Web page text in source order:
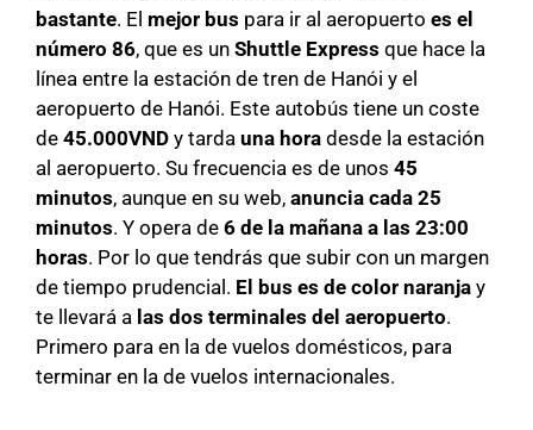
bastante. El mejor bus para ir al aeropuerto es el
número 86, que es un Shuttle Express que hace la
línea entre la estación de tren de Hanói y el
aeropuerto de Hanói. Este autobús tiene un coste
de 45.000VNDy tarda una horadesde la estación
al aeropuerto. Su frecuencia es de unos 45
minutos, aunque en su web, anuncia cada 25
minutos. Y opera de 6 de la mañana a las 23:00
horas. Por lo que tendrás que subir con un margen
de tiempo prudencial. El bus es de color naranjay
te llevará a las dos terminales del aeropuerto.
Primero para en la de vuelos domésticos, para
terminar en la de vuelos internacionales.